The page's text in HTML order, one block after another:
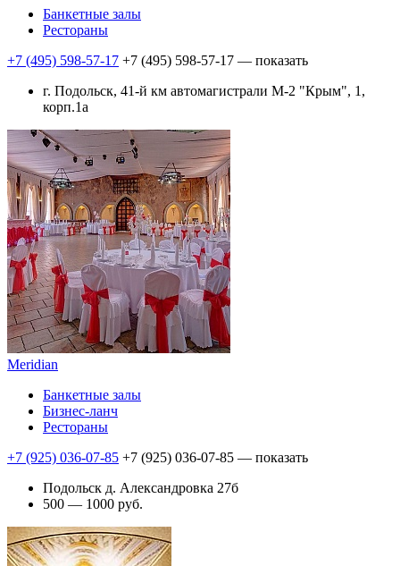
Банкетные залы
Рестораны
+7 (495) 598-57-17 +7 (495) 598-57-17 — показать
г. Подольск, 41-й км автомагистрали М-2 "Крым", 1,
корп.1а
Meridian
Банкетные залы
Бизнес-ланч
Рестораны
+7 (925) 036-07-85 +7 (925) 036-07-85 — показать
Подольск д. Александровка 27б
500 — 1000 руб.